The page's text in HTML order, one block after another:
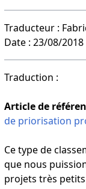
Traducteur :
Date : 23/08/2018
Traduction :
Article de
de priorisation
Ce type de
que nous
projets très